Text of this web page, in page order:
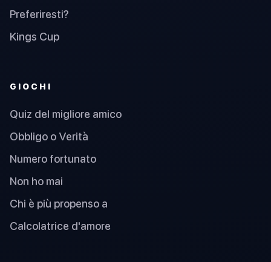
Preferiresti?
Kings Cup
GIOCHI
Quiz del migliore amico
Obbligo o Verità
Numero fortunato
Non ho mai
Chi è più propenso a
Calcolatrice d'amore